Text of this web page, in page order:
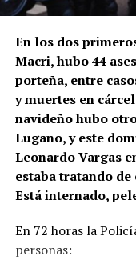
En los dos
Macri, hubo 44
porteña, entre
y muertes en
navideño hubo
Lugano, y este
Leonardo Vargas
estaba tratando
Está internado,
En 72 horas la
personas: